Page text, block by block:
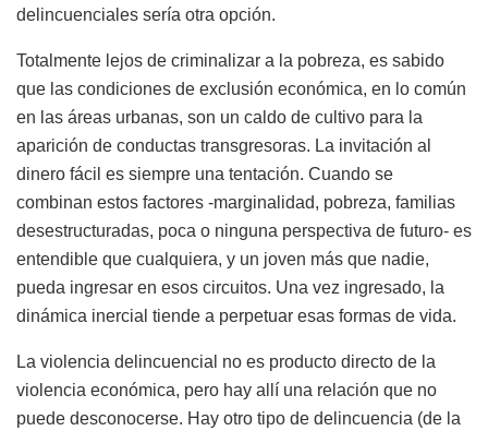
delincuenciales sería otra opción.
Totalmente lejos de criminalizar a la pobreza, es sabido
que las condiciones de exclusión económica, en lo común
en las áreas urbanas, son un caldo de cultivo para la
aparición de conductas transgresoras. La invitación al
dinero fácil es siempre una tentación. Cuando se
combinan estos factores -marginalidad, pobreza, familias
desestructuradas, poca o ninguna perspectiva de futuro- es
entendible que cualquiera, y un joven más que nadie,
pueda ingresar en esos circuitos. Una vez ingresado, la
dinámica inercial tiende a perpetuar esas formas de vida.
La violencia delincuencial no es producto directo de la
violencia económica, pero hay allí una relación que no
puede desconocerse. Hay otro tipo de delincuencia (de la